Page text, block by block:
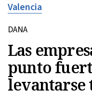
Valencia
DANA
Las
punto
levantarse